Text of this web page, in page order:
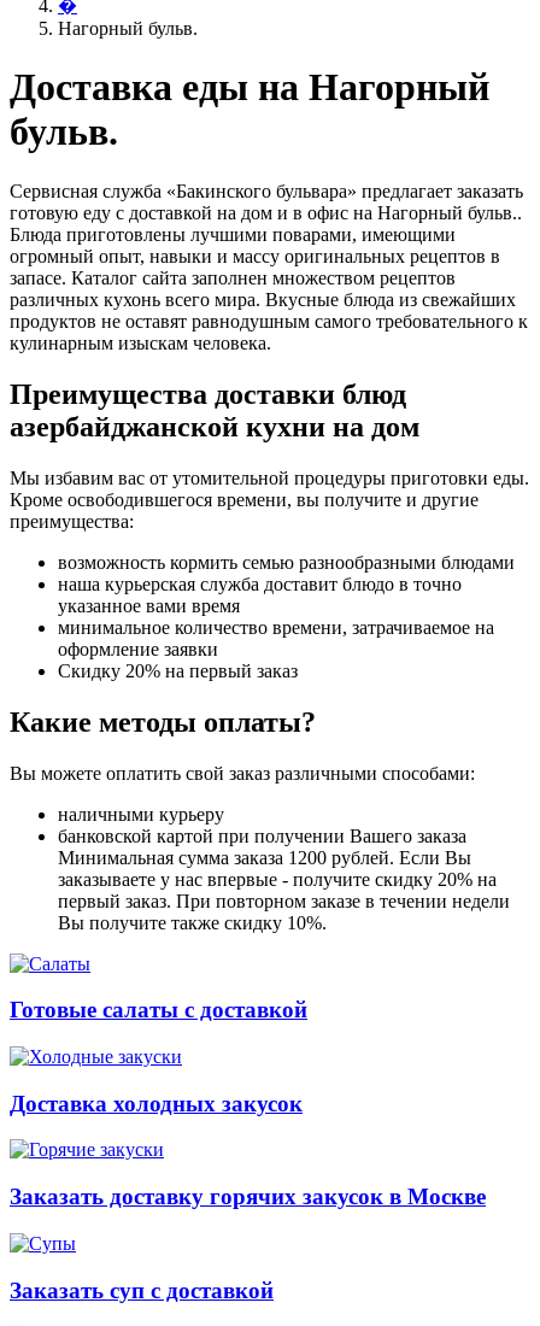
�
Нагорный бульв.
Доставка еды на Нагорный
бульв.
Сервисная служба «Бакинского бульвара» предлагает заказать
готовую еду с доставкой на дом и в офис на Нагорный бульв..
Блюда приготовлены лучшими поварами, имеющими
огромный опыт, навыки и массу оригинальных рецептов в
запасе. Каталог сайта заполнен множеством рецептов
различных кухонь всего мира. Вкусные блюда из свежайших
продуктов не оставят равнодушным самого требовательного к
кулинарным изыскам человека.
Преимущества доставки блюд
азербайджанской кухни на дом
Мы избавим вас от утомительной процедуры приготовки еды.
Кроме освободившегося времени, вы получите и другие
преимущества:
возможность кормить семью разнообразными блюдами
наша курьерская служба доставит блюдо в точно
указанное вами время
минимальное количество времени, затрачиваемое на
оформление заявки
Скидку 20% на первый заказ
Какие методы оплаты?
Вы можете оплатить свой заказ различными способами:
наличными курьеру
банковской картой при получении Вашего заказа
Минимальная сумма заказа 1200 рублей. Если Вы
заказываете у нас впервые - получите скидку 20% на
первый заказ. При повторном заказе в течении недели
Вы получите также скидку 10%.
Готовые салаты с доставкой
Доставка холодных закусок
Заказать доставку горячих закусок в Москве
Заказать суп с доставкой